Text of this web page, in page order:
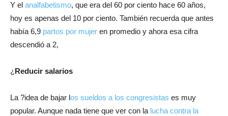
Y el analfabetismo, que era del 60 por ciento hace 60 años,
hoy es apenas del 10 por ciento. También recuerda que antes
había 6,9 partos por mujer en promedio y ahora esa cifra
descendió a 2,
¿ Reducir salarios
La ?idea de bajar los sueldos a los congresistas es muy
popular. Aunque nada tiene que ver con la lucha contra la